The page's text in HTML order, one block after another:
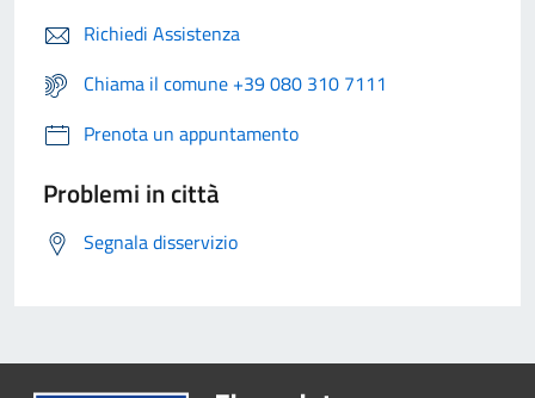
Richiedi Assistenza
Chiama il comune +39 080 310 7111
Prenota un appuntamento
Problemi in città
Segnala disservizio